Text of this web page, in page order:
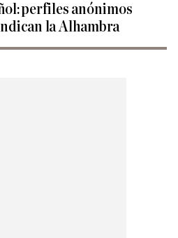
perfiles anónimos
la Alhambra